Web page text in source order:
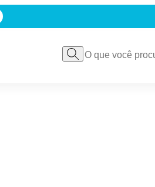
NO PIX